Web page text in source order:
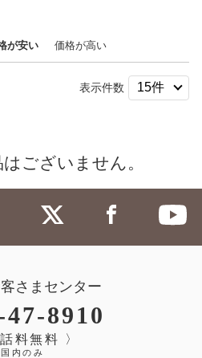
が安い 価格が高い
表示件数
ございません。
さまセンター
47-8910
料無料 〉
国内のみ